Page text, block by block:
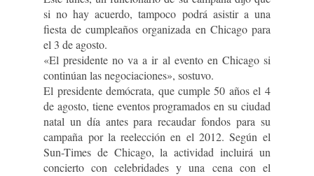
si no hay acuerdo, tampoco podrá asistir a una
fiesta de cumpleaños organizada en Chicago para
el 3 de agosto.
«El presidente no va a ir al evento en Chicago si
continúan las negociaciones», sostuvo.
El presidente demócrata, que cumple 50 años el 4
de agosto, tiene eventos programados en su ciudad
natal un día antes para recaudar fondos para su
campaña por la reelección en el 2012. Según el
Sun-Times de Chicago, la actividad incluirá un
concierto con celebridades y una cena con el